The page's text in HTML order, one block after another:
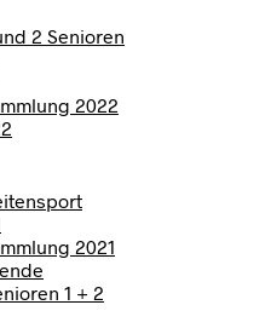
2 Senioren
2022
2021
1 + 2